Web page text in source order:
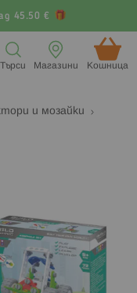
45.50 €
Кошница (
Магазини
Търси
и мозайки